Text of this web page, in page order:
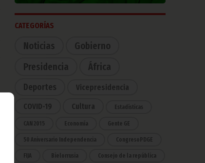
CATEGORÍAS
Noticias
Gobierno
Presidencia
África
Deportes Vicepresidencia
COVID-19 Cultura Estadísticas
CAN 2015 Economía Gente GE
50 Aniversario Independencia CongresoPDGE
FIJA Bielorrusia Consejo de la república